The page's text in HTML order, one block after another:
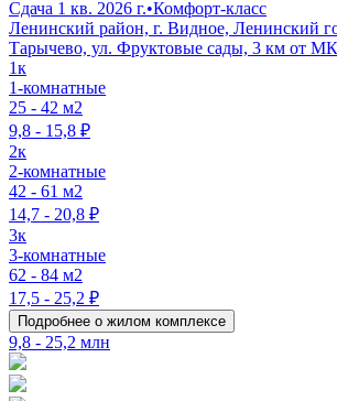
Сдача 1 кв. 2026 г.•Комфорт-класс
Ленинский район, г. Видное, Ленинский
Тарычево, ул. Фруктовые сады, 3 км от
1к
1-комнатные
25 - 42 м2
9,8 - 15,8 ₽
2к
2-комнатные
42 - 61 м2
14,7 - 20,8 ₽
3к
3-комнатные
62 - 84 м2
17,5 - 25,2 ₽
Подробнее о жилом комплексе
9,8 - 25,2 млн